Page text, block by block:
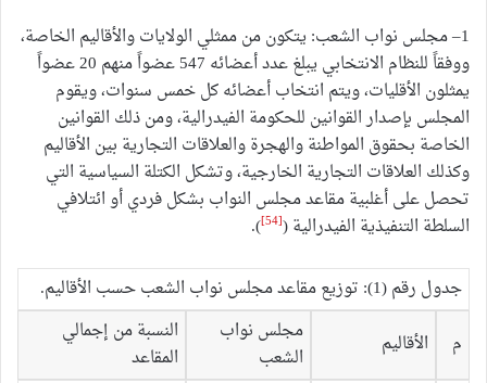
1– مجلس نواب الشعب: يتكون من ممثلي الولايات والأقاليم الخاصة،
ووفقاً للنظام الانتخابي يبلغ عدد أعضائه 547 عضواً منهم 20 عضواً
يمثلون الأقليات، ويتم انتخاب أعضائه كل خمس سنوات، ويقوم
المجلس بإصدار القوانين للحكومة الفيدرالية، ومن ذلك القوانين
الخاصة بحقوق المواطنة والهجرة والعلاقات التجارية بين الأقاليم
وكذلك العلاقات التجارية الخارجية، وتشكل الكتلة السياسية التي
تحصل على أغلبية مقاعد مجلس النواب بشكل فردي أو ائتلافي
السلطة التنفيذية الفيدرالية ([54]
).
جدول رقم (1): توزيع مقاعد مجلس نواب الشعب حسب الأقاليم.
م
الأقاليم
مجلس نواب
الشعب
النسبة من إجمالي
المقاعد